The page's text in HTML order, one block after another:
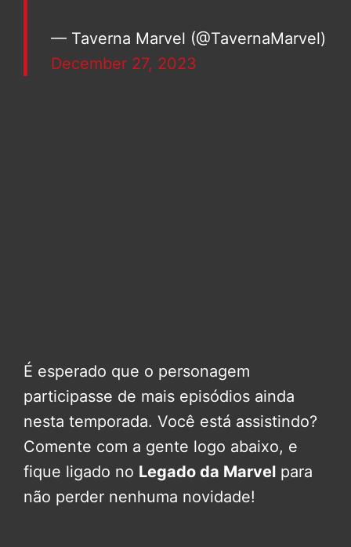
— Taverna Marvel (@TavernaMarvel)
December 27, 2023
É esperado que o personagem
participasse de mais episódios ainda
nesta temporada. Você está assistindo?
Comente com a gente logo abaixo, e
fique ligado no Legado da Marvel para
não perder nenhuma novidade!